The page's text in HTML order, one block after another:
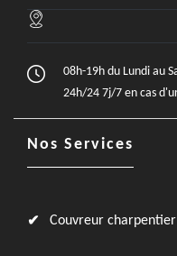
08h-19h du Lundi au
24h/24 7j/7 en cas
Nos Services
Couvreur